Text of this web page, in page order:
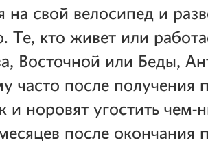
свой велосипед и
кто живет или
Восточной или Беды,
часто после получения
и норовят угостить чем-
после окончания